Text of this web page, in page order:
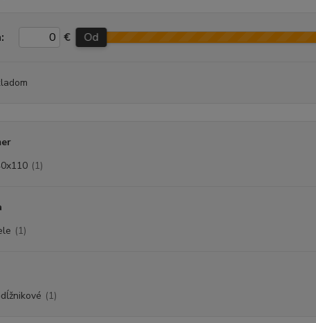
€ Od
(1)
(1)
(1)